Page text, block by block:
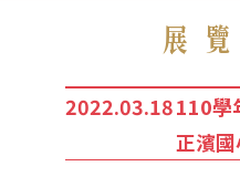
展
2022.03.18110學
正濱